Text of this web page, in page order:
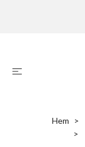
Hem